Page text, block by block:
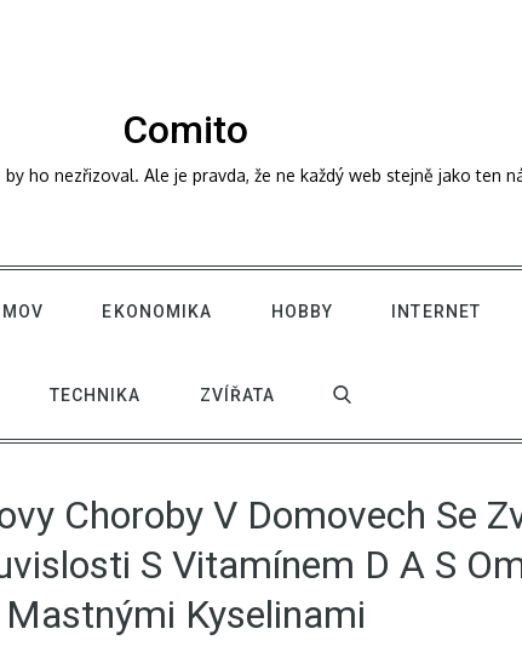
Comito
ho nezřizoval. Ale je pravda, že ne každý web stejně jako ten
EKONOMIKA HOBBY INTERNET
TECHNIKA ZVÍŘATA
Choroby V Domovech Se
S Vitamínem D A S
Mastnými Kyselinami